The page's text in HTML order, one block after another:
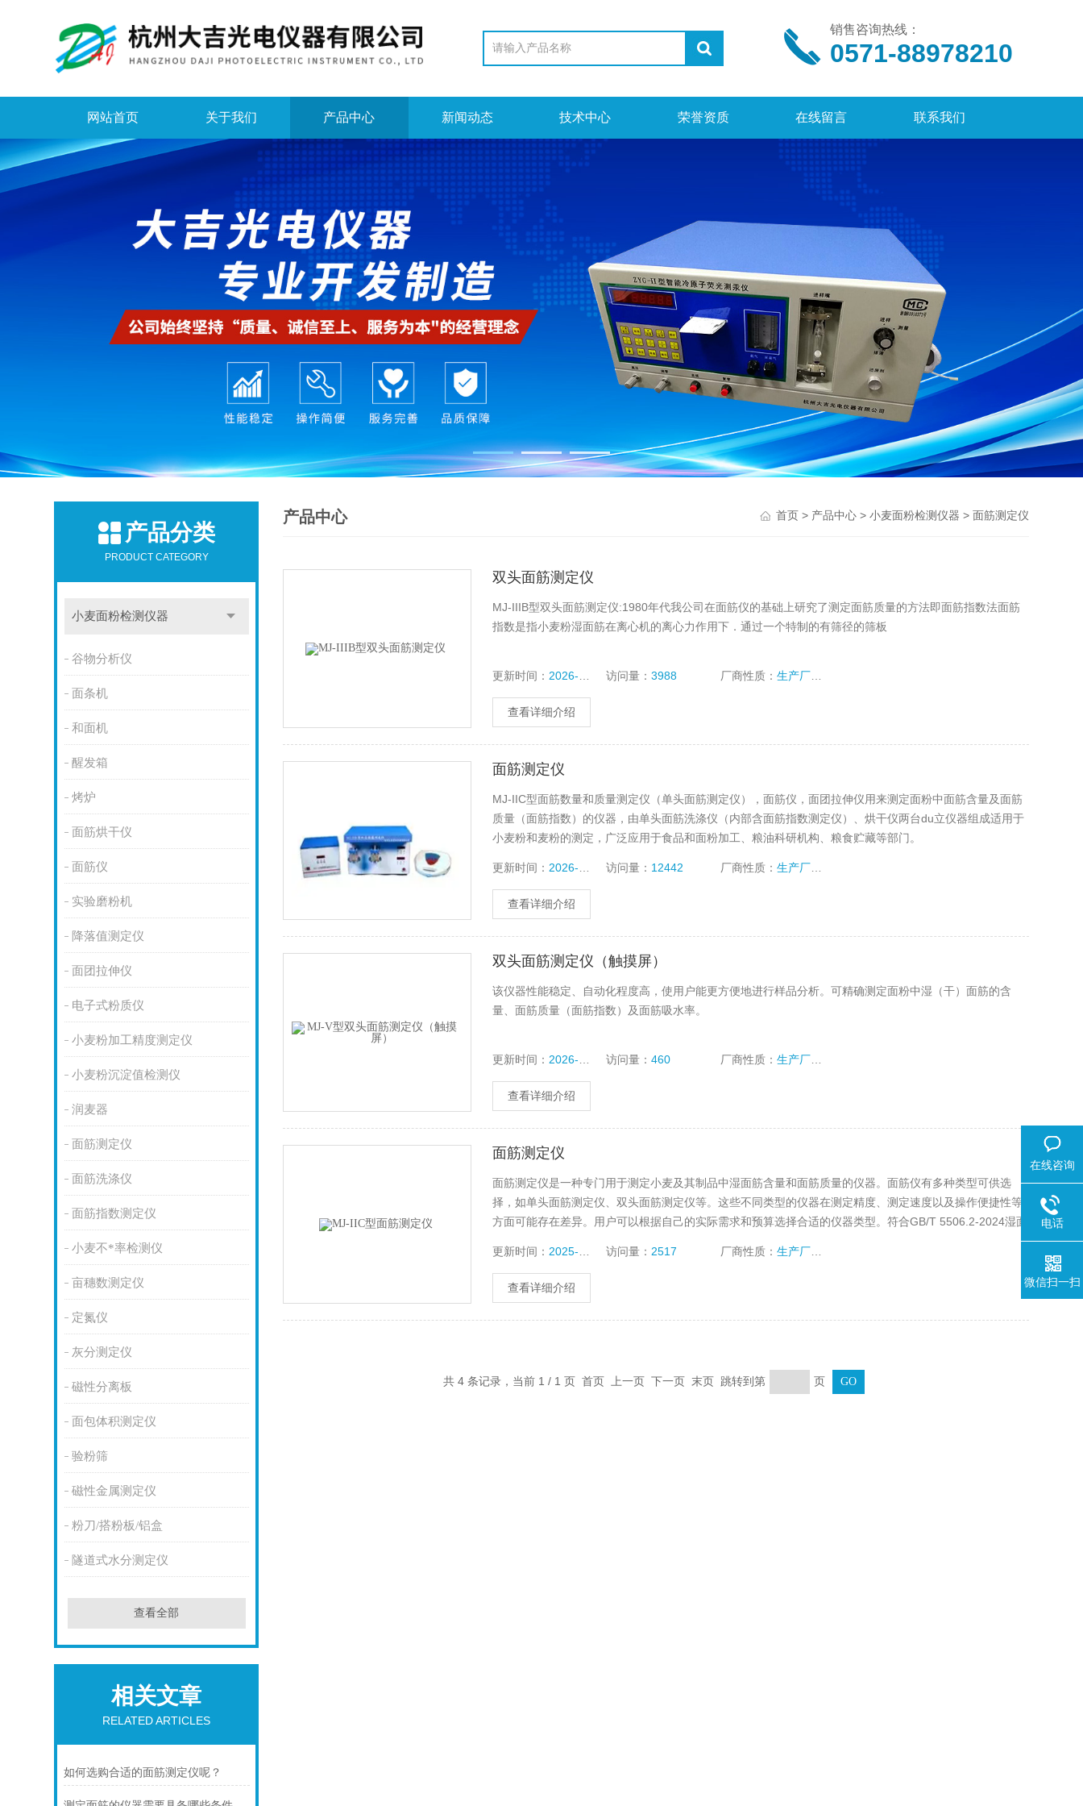
销售咨询热线：
0571-88978210
网站首页 关于我们 产品中心 新闻动态 技术中心 荣誉资质 在线留言 联系我们
产品分类
PRODUCT CATEGORY
小麦面粉检测仪器
谷物分析仪
面条机
和面机
醒发箱
烤炉
面筋烘干仪
面筋仪
实验磨粉机
降落值测定仪
面团拉伸仪
电子式粉质仪
小麦粉加工精度测定仪
小麦粉沉淀值检测仪
润麦器
面筋测定仪
面筋洗涤仪
面筋指数测定仪
小麦不*率检测仪
亩穗数测定仪
定氮仪
灰分测定仪
磁性分离板
面包体积测定仪
验粉筛
磁性金属测定仪
粉刀/搭粉板/铝盒
隧道式水分测定仪
查看全部
相关文章
RELATED ARTICLES
如何选购合适的面筋测定仪呢？
产品中心 首页> 产品中心> 小麦面粉检测仪器 > 面筋测定仪
双头面筋测定仪
MJ-IIIB型双头面筋测定仪:1980年代我公司在面筋仪的基础上研究了测定面筋质量的方法即面筋指数法面筋
指数是指小麦粉湿面筋在离心机的离心力作用下．通过一个特制的有筛径的筛板
更新时间： 2026-04-02 访问量：3988 厂商性质： 生产厂家
查看详细介绍
面筋测定仪
MJ-IIC型面筋数量和质量测定仪（单头面筋测定仪），面筋仪，面团拉伸仪用来测定面粉中面筋含量及面筋
质量（面筋指数）的仪器，由单头面筋洗涤仪（内部含面筋指数测定仪）、烘干仪两台du立仪器组成适用于
小麦粉和麦粉的测定，广泛应用于食品和面粉加工、粮油科研机构、粮食贮藏等部门。
更新时间： 2026-04-02 访问量： 12442 厂商性质： 生产厂家
查看详细介绍
双头面筋测定仪（触摸屏）
该仪器性能稳定、自动化程度高，使用户能更方便地进行样品分析。可精确测定面粉中湿（干）面筋的含
量、面筋质量（面筋指数）及面筋吸水率。
更新时间： 2026-04-24 访问量：460 厂商性质： 生产厂家
查看详细介绍
面筋测定仪
面筋测定仪是一种专门用于测定小麦及其制品中湿面筋含量和面筋质量的仪器。面筋仪有多种类型可供选
择，如单头面筋测定仪、双头面筋测定仪等。这些不同类型的仪器在测定精度、测定速度以及操作便捷性等
方面可能存在差异。用户可以根据自己的实际需求和预算选择合适的仪器类型。符合GB/T 5506.2-2024湿面
更新时间： 2025-12-10 访问量： 2517 厂商性质： 生产厂家
查看详细介绍
共 4 条记录，当前 1 / 1 页 首页 上一页 下一页 末页 跳转到第 页
在线咨询
电话
微信扫一扫